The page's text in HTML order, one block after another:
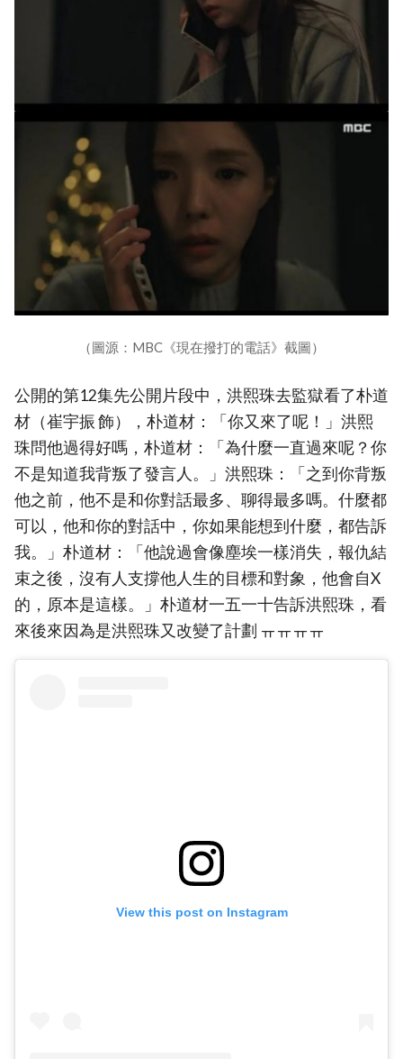
（圖源：MBC《現在撥打的電話》截圖）
公開的第12集先公開片段中，洪熙珠去監獄看了朴道
材（崔宇振 飾），朴道材：「你又來了呢！」洪熙
珠問他過得好嗎，朴道材：「為什麼一直過來呢？你
不是知道我背叛了發言人。」洪熙珠：「之到你背叛
他之前，他不是和你對話最多、聊得最多嗎。什麼都
可以，他和你的對話中，你如果能想到什麼，都告訴
我。」朴道材：「他說過會像塵埃一樣消失，報仇結
束之後，沒有人支撐他人生的目標和對象，他會自X
的，原本是這樣。」朴道材一五一十告訴洪熙珠，看
來後來因為是洪熙珠又改變了計劃 ㅠㅠㅠㅠ
View this post on Instagram